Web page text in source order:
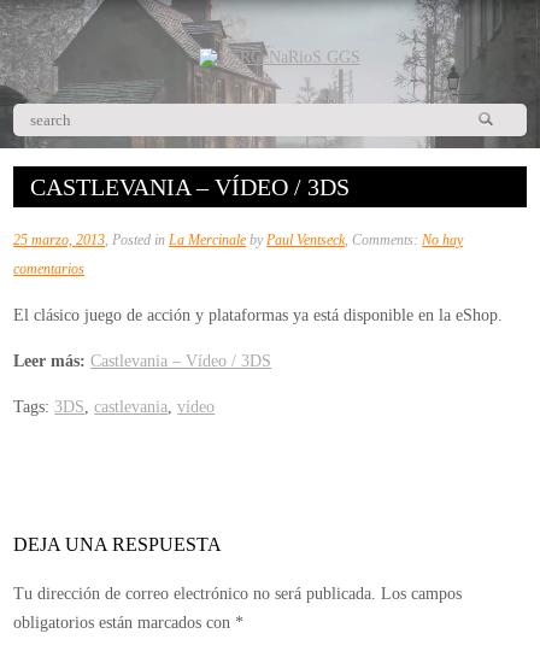
CASTLEVANIA – VÍDEO / 3DS
25 marzo, 2013, Posted inLa Mercinale byPaul Ventseck, Comments:No hay
comentariosen
–
Vídeo
3DS
El clásico juego de acción y plataformas ya está disponible en la eShop.
Leer más: Castlevania – Vídeo / 3DS
Tags:3DS,castlevania,vídeo
DEJA UNA RESPUESTA
Tu dirección de correo electrónico no será publicada. Los campos
obligatorios están marcados con *